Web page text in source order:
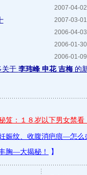
2007-04-
2007-03-
2006-04-
2006-01-
2006-01-
关于 李玮峰 申花 吉梅的